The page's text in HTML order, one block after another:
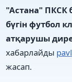
"Астана" ПКСК
бүгін футбол
атқарушы
хабарлайды
жасап.